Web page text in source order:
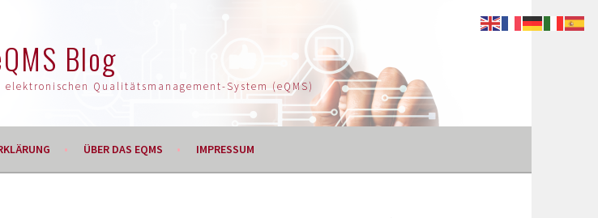
Blog
Qualitätsmanagement-System (eQMS)
ÜBER DAS EQMS IMPRESSUM